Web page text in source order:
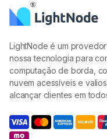
LightNode é um
nossa tecnologia para
computação de borda,
nuvem acessíveis e
alcançar clientes em